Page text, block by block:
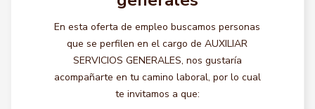
En esta oferta de empleo buscamos personas
que se perfilen en el cargo de AUXILIAR
SERVICIOS GENERALES, nos gustaría
acompañarte en tu camino laboral, por lo cual
te invitamos a que: